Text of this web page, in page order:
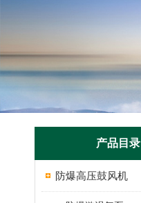
产品目录
防爆高压鼓风机